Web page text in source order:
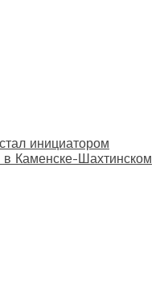
инициатором
в Каменске-Шахтинском